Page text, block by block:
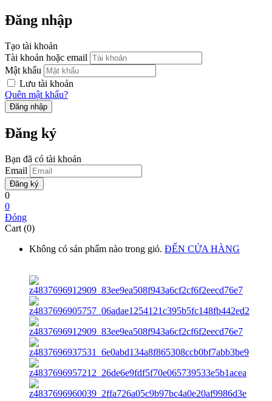
Đăng nhập
Tạo tài khoản
Tài khoản hoặc email
Mật khẩu
Lưu tài khoản
Quên mật khẩu?
Đăng ký
Bạn đã có tài khoản
Email
0
0
Đóng
Cart (0)
Không có sản phẩm nào trong giỏ. ĐẾN CỬA HÀNG